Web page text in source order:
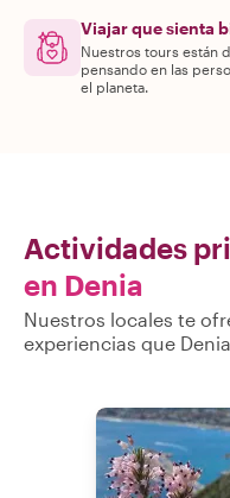
Viajar que sienta
Nuestros tours están
pensando en las
el planeta.
Actividades
en Denia
Nuestros locales te
experiencias que